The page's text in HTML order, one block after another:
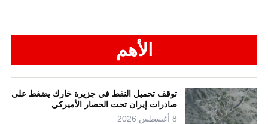
الأهم
توقف تحميل النفط في جزيرة خارك يضغط على
صادرات إيران تحت الحصار الأميركي
8 أغسطس 2026